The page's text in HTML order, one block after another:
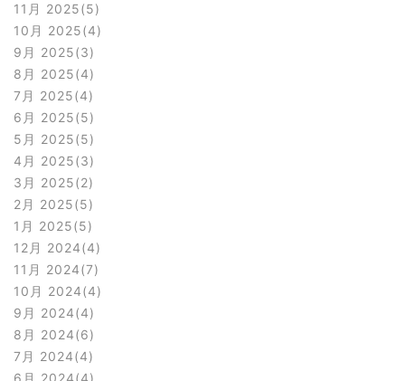
11月 2025 5
10月 2025 4
9月 2025 3
8月 2025 4
7月 2025 4
6月 2025 5
5月 2025 5
4月 2025 3
3月 2025 2
2月 2025 5
1月 2025 5
12月 2024 4
11月 2024 7
10月 2024 4
9月 2024 4
8月 2024 6
7月 2024 4